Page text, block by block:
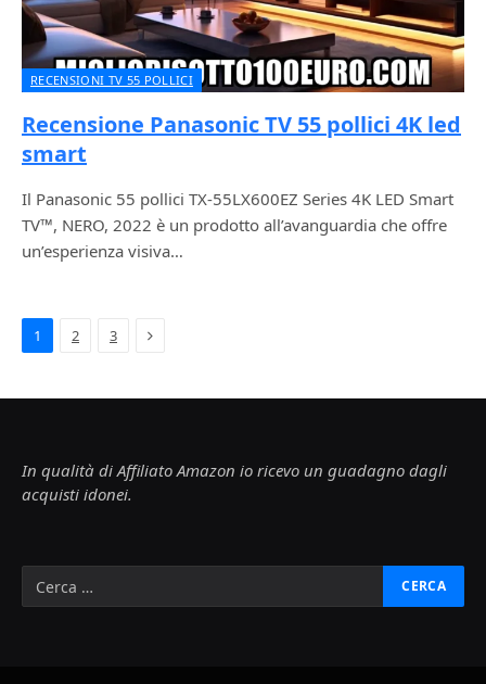
RECENSIONI TV 55 POLLICI
Recensione Panasonic TV 55 pollici 4K led
smart
Il Panasonic 55 pollici TX-55LX600EZ Series 4K LED Smart
TV™, NERO, 2022 è un prodotto all’avanguardia che offre
un’esperienza visiva…
1 2 3 Next
In qualità di Affiliato Amazon io ricevo un guadagno dagli
acquisti idonei.